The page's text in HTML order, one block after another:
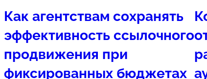
Как агентствам сохранять
эффективность ссылочного
продвижения при
фиксированных бюджетах